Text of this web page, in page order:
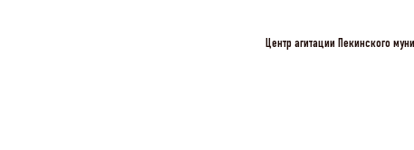
Центр агитации Пекинского